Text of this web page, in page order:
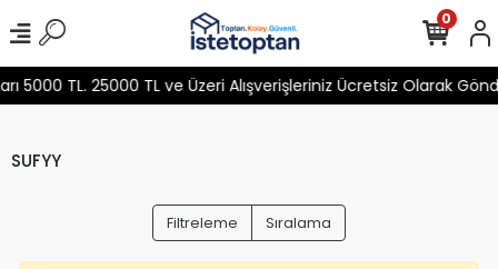
5000 TL. 25000 TL ve Üzeri Alışverişleriniz Ücretsiz Olarak
0
SUFYY
Filtreleme Sıralama